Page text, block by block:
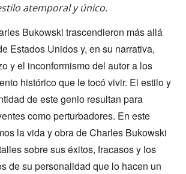
atemporal y único.
Bukowski trascendieron más allá
Estados Unidos y, en su narrativa,
y el inconformismo del autor a los
histórico que le tocó vivir. El estilo y
de este genio resultan para
como perturbadores. En este
la vida y obra de Charles Bukowski
sobre sus éxitos, fracasos y los
de su personalidad que lo hacen un